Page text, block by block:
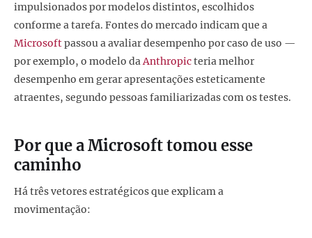
impulsionados por modelos distintos, escolhidos
conforme a tarefa. Fontes do mercado indicam que a
Microsoftpassou a avaliar desempenho por caso de uso —
por exemplo, o modelo daAnthropicteria melhor
desempenho em gerar apresentações esteticamente
atraentes, segundo pessoas familiarizadas com os testes.
Por que a Microsoft tomou esse
caminho
Há três vetores estratégicos que explicam a
movimentação: